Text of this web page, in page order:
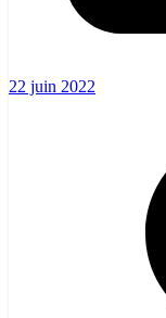
22 juin 2022